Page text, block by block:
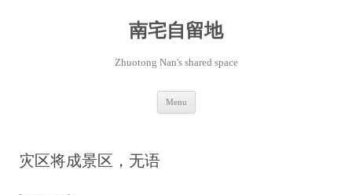
南宅自留地
Zhuotong Nan's shared space
Menu
灾区将成景区，无语